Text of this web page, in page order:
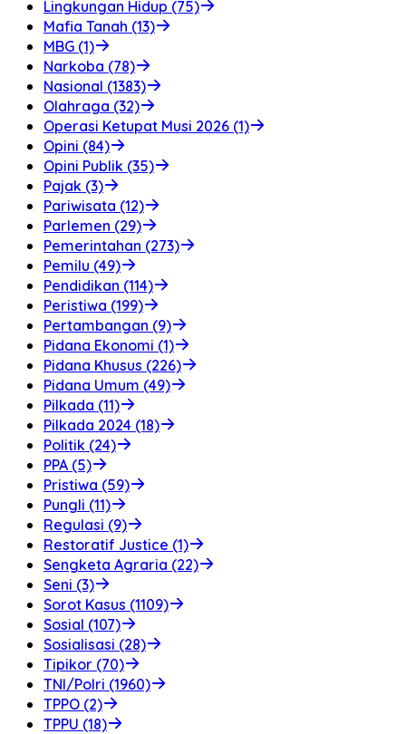
Lingkungan Hidup (75)
Mafia Tanah (13)
MBG (1)
Narkoba (78)
Nasional (1383)
Olahraga (32)
Operasi Ketupat Musi 2026 (1)
Opini (84)
Opini Publik (35)
Pajak (3)
Pariwisata (12)
Parlemen (29)
Pemerintahan (273)
Pemilu (49)
Pendidikan (114)
Peristiwa (199)
Pertambangan (9)
Pidana Ekonomi (1)
Pidana Khusus (226)
Pidana Umum (49)
Pilkada (11)
Pilkada 2024 (18)
Politik (24)
PPA (5)
Pristiwa (59)
Pungli (11)
Regulasi (9)
Restoratif Justice (1)
Sengketa Agraria (22)
Seni (3)
Sorot Kasus (1109)
Sosial (107)
Sosialisasi (28)
Tipikor (70)
TNI/Polri (1960)
TPPO (2)
TPPU (18)